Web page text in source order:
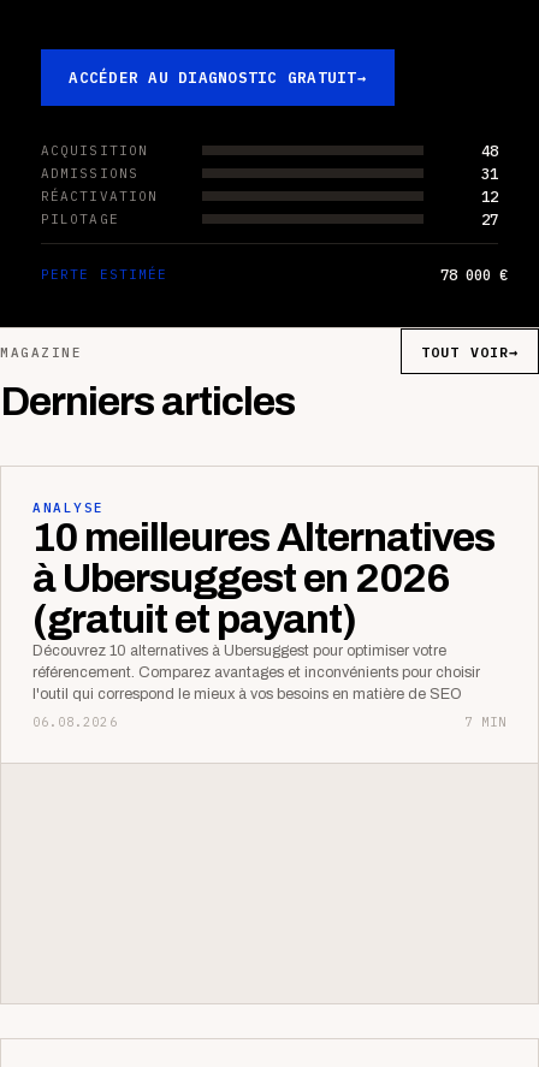
ACCÉDER AU DIAGNOSTIC GRATUIT→
ACQUISITION 48
ADMISSIONS 31
RÉACTIVATION 12
PILOTAGE 27
PERTE ESTIMÉE 78 000 €
MAGAZINE
Derniers articles
TOUT VOIR→
ANALYSE
10 meilleures Alternatives
à Ubersuggest en 2026
(gratuit et payant)
Découvrez 10 alternatives à Ubersuggest pour optimiser votre
référencement. Comparez avantages et inconvénients pour choisir
l'outil qui correspond le mieux à vos besoins en matière de SEO
06.08.2026
7 MIN